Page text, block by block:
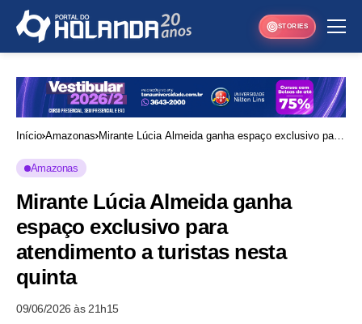
STORIES
Início Amazonas Mirante Lúcia Almeida ganha espaço exclusivo para
Amazonas
Mirante Lúcia Almeida ganha
espaço exclusivo para
atendimento a turistas nesta
quinta
09/06/2026 às 21h15